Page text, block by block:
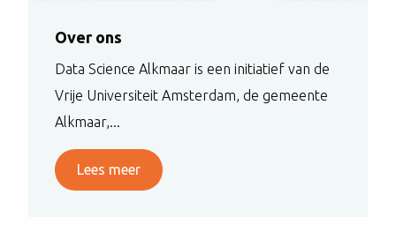
Over ons
Data Science Alkmaar is een initiatief van de
Vrije Universiteit Amsterdam, de gemeente
Alkmaar,...
Lees meer